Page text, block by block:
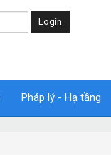
Login
Pháp lý - Hạ tầng